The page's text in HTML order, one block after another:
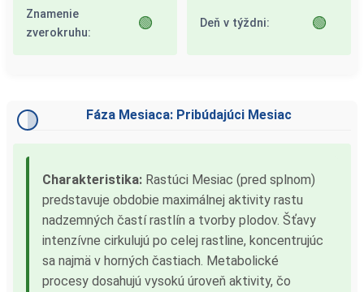
Znamenie
zverokruhu:
🟢 Deň v týždni: 🟢
Fáza Mesiaca: Pribúdajúci Mesiac
Charakteristika: Rastúci Mesiac (pred splnom)
predstavuje obdobie maximálnej aktivity rastu
nadzemných častí rastlín a tvorby plodov. Šťavy
intenzívne cirkulujú po celej rastline, koncentrujúc
sa najmä v horných častiach. Metabolické
procesy dosahujú vysokú úroveň aktivity, čo